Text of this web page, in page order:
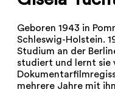
Geboren 1943 in
Schleswig-Holstein.
Studium an der
studiert und lernt sie
mehrere Jahre mit